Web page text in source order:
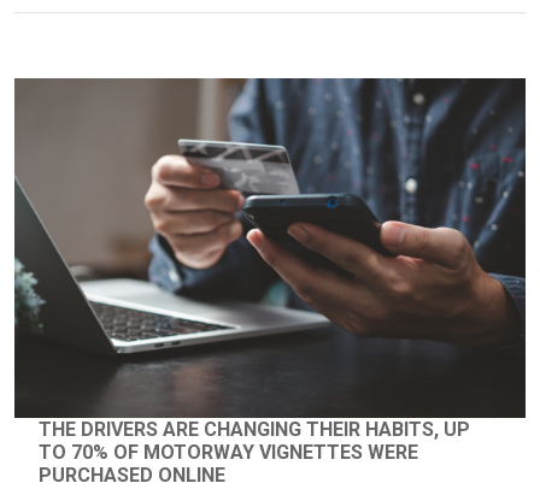
THE DRIVERS ARE CHANGING THEIR HABITS, UP
TO 70% OF MOTORWAY VIGNETTES WERE
PURCHASED ONLINE